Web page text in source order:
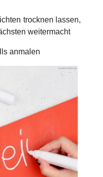
trocknen lassen,
weitermacht
anmalen